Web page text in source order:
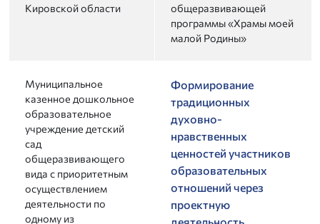
Кировской области
общеразвивающей
программы «Храмы моей
малой Родины»
Муниципальное
казенное дошкольное
образовательное
учреждение детский
сад
общеразвивающего
вида с приоритетным
осуществлением
деятельности по
одному из
Формирование
традиционных
духовно-
нравственных
ценностей участников
образовательных
отношений через
проектную
деятельность